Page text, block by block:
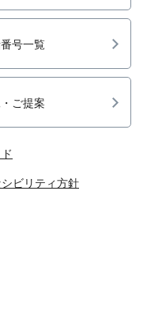
号一覧
ご提案
ビリティ方針